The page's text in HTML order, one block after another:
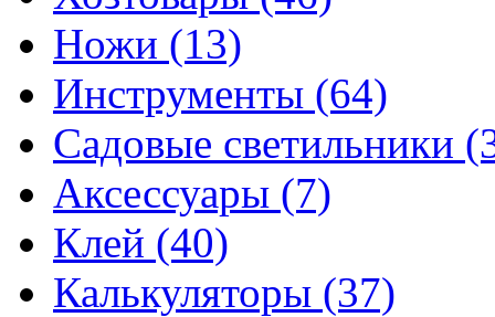
Ножи (13)
Инструменты (64)
Садовые светильники
Аксессуары (7)
Клей (40)
Калькуляторы (37)